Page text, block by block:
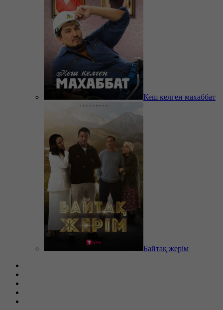
Кеш келген махаббат
Байтақ жерім